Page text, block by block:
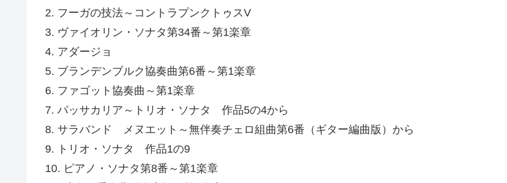
2. フーガの技法～コントラプンクトゥスV
3. ヴァイオリン・ソナタ第34番～第1楽章
4. アダージョ
5. ブランデンブルク協奏曲第6番～第1楽章
6. ファゴット協奏曲～第1楽章
7. パッサカリア～トリオ・ソナタ 作品5の4から
8. サラバンド メヌエット～無伴奏チェロ組曲第6番（ギター編曲版）から
9. トリオ・ソナタ 作品1の9
10. ピアノ・ソナタ第8番～第1楽章